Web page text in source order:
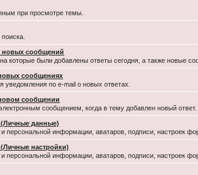
при просмотре темы.
новых сообщений
которые были добавлены ответы сегодня, а также новые
сообщениях
уведомления по e-mail о новых ответах.
сообщении
сообщением, когда в тему добавлен новый ответ.
данные)
и персональной информации, аватаров, подписи, настроек
настройки)
и персональной информации, аватаров, подписи, настроек